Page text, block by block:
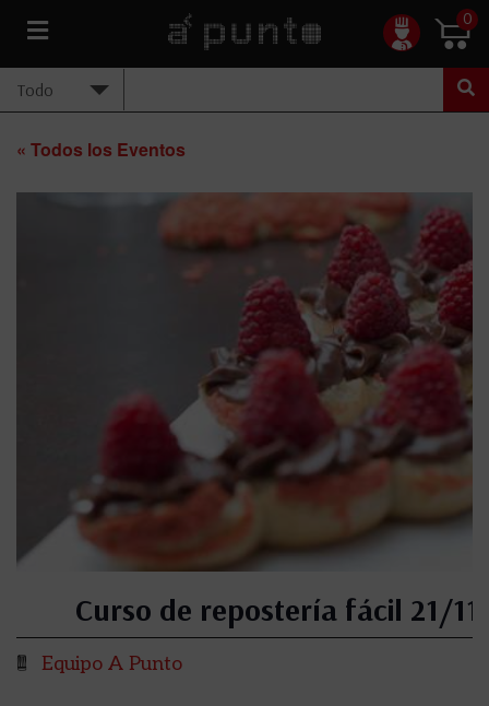
0
« Todos los Eventos
Curso de repostería fácil 21/
Equipo A Punto